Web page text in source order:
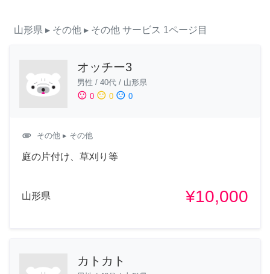
山形県 ▸ その他 ▸ その他 サービス 1ページ目
オッチー3
男性 / 40代 / 山形県
sentiment_satisfied 0 sentiment_neutral 0 sentiment_dissatisfied 0
attachment その他 ▸ その他
庭の片付け、草刈り等
山形県 ¥10,000
カトカト